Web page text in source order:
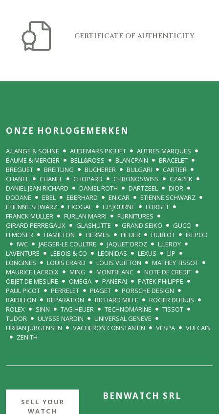
CERTIFICATE OF AUTHENTICITY
BENWATCH SRL
ONZE HORLOGEMERKEN
A.LANGE & SOHNE AUDEMARS PIGUET
AUTRES MARQUES
BAUME & MERCIER
BELL&ROSS BLANCPAIN
BRACELET
BREGUET
BREITLING BUCHERER BULGARI
CARTIER
CHANEL
CHANEL CHOPARD CHRONOSWISS
CZAPEK
DANIEL JEAN RICHARD
DANIEL ROTH DARTZEEL
DIOR
DODANE
EBEL EBERHARD ENICAR
ETIENNE SCHWARZ
ETIENNE SHWARZ
EXOGAL F.P.JOURNE
FORGET
FRANCK MULLER
FURLAN MARRI
FURNITURES
GIRARD PERREGAUX
GLASHUTTE GRAND SEIKO
GUCCI
H MOSER
HAMILTON HERMES HEUER HUBLOT
IKEPOD
IWC
JAEGER-LE COULTRE JAQUET DROZ
L.LEROY
LAVENTURE
LEBOIS & CO LEONIDAS LEXUS
LIP
LONGINES
LOUIS ERARD LOUIS VUITTON
MATHEY TISSOT
MAURICE LACROIX
MING MONTBLANC
NOTE DE CREDIT
OBJET DE MESURE
OMEGA PANERAI
PATEK PHILIPPE
PAUL PICOT
PERRELET PIAGET
PORSCHE DESIGN
RAIDILLON
REPARATION RICHARD MILLE
ROGER DUBUIS
ROLEX
SINN TAG HEUER TECHNOMARINE
TISSOT
TUDOR
ULYSSE NARDIN
UNIVERSAL GENEVE
URBAN JURGENSEN
VACHERON CONSTANTIN VESPA
VULCAIN
ZENITH
SELL YOUR
WATCH